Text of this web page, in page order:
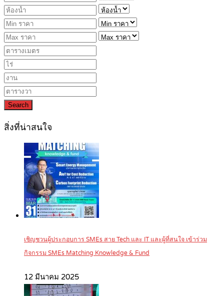
Search
สิ่งที่น่าสนใจ
เชิญชวนผู้ประกอบการ SMEs สาย Tech และ IT และผู้ที่สนใจ เข้าร่วม
กิจกรรม SMEs Matching Knowledge & Fund
12 มีนาคม 2025